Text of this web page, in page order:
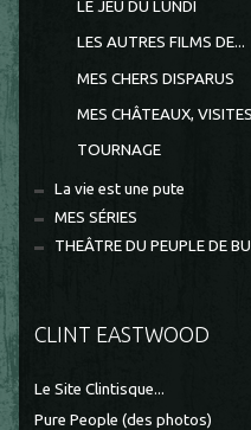
LE JEU DU LUNDI
LES AUTRES FILMS DE...
MES CHERS DISPARUS
MES CHÂTEAUX,
TOURNAGE
La vie est une pute
MES SÉRIES
THEÂTRE DU PEUPLE DE
CLINT EASTWOOD
Le Site Clintisque...
Pure People (des photos)